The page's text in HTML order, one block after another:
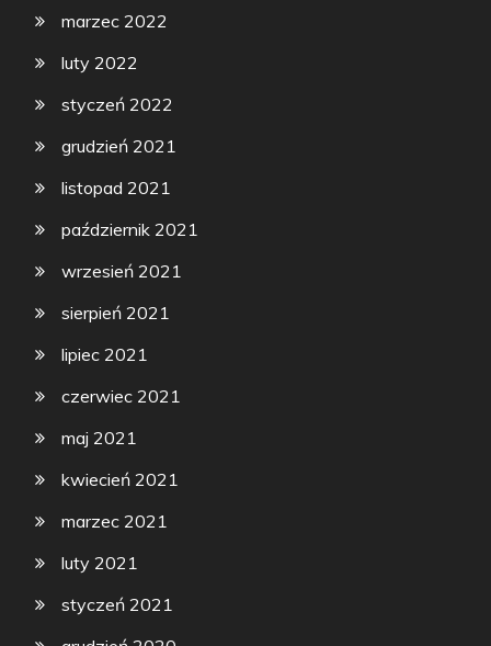
marzec 2022
luty 2022
styczeń 2022
grudzień 2021
listopad 2021
październik 2021
wrzesień 2021
sierpień 2021
lipiec 2021
czerwiec 2021
maj 2021
kwiecień 2021
marzec 2021
luty 2021
styczeń 2021